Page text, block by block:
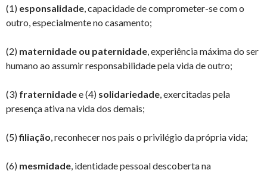
(1) esponsalidade, capacidade de comprometer-se com o
outro, especialmente no casamento;
(2) maternidade ou paternidade, experiência máxima do ser
humano ao assumir responsabilidade pela vida de outro;
(3) fraternidadee (4) solidariedade, exercitadas pela
presença ativa na vida dos demais;
(5)filiação, reconhecer nos pais o privilégio da própria vida;
(6) mesmidade, identidade pessoal descoberta na